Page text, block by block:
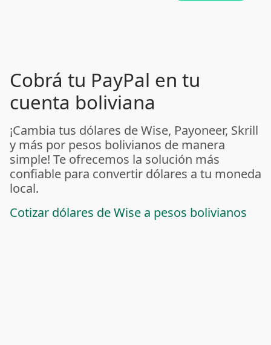
Cobrá tu PayPal en tu
cuenta boliviana
¡Cambia tus dólares de Wise, Payoneer, Skrill
y más por pesos bolivianos de manera
simple! Te ofrecemos la solución más
confiable para convertir dólares a tu moneda
local.
Cotizar dólares de Wise a pesos bolivianos